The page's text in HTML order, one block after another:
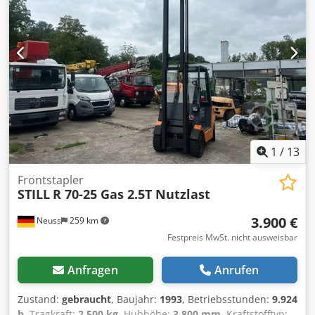
Besichtigung vor Ort ist möglich. Cjdpfx Agjzk Nalsljha
1 / 13
Neuss 259 km
Frontstapler
STILL R 70-25 Gas 2.5T Nutzlast
3.900 €
Festpreis MwSt. nicht ausweisbar
Anfragen Anrufen
Zustand: gebraucht, Baujahr: 1993, Betriebsstunden: 9.924